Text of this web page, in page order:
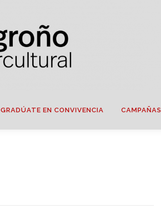
GRADÚATE EN CONVIVENCIA CAMPAÑAS